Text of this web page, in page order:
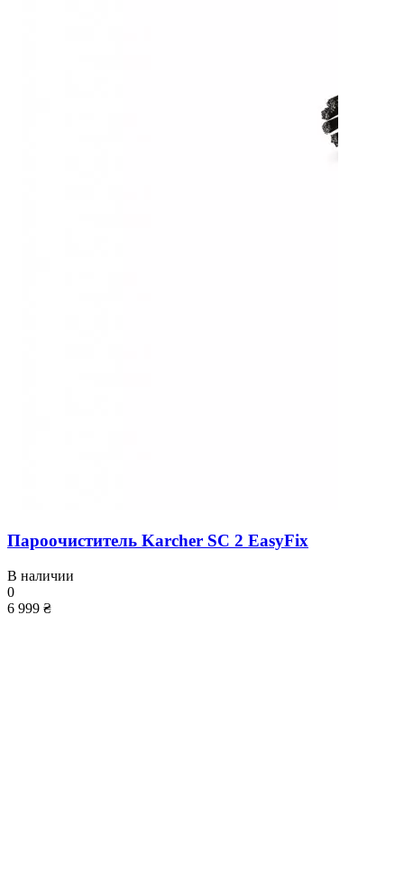
Пароочиститель Karcher SC 2 EasyFix
В наличии
0
6 999 ₴